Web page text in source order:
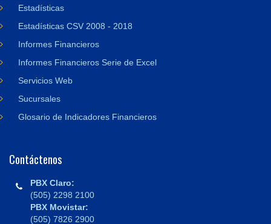
Estadísticas
Estadísticas CSV 2008 - 2018
Informes Financieros
Informes Financieros Serie de Excel
Servicios Web
Sucursales
Glosario de Indicadores Financieros
Contáctenos
PBX Claro:
(505) 2298 2100
PBX Movistar:
(505) 7826 2900